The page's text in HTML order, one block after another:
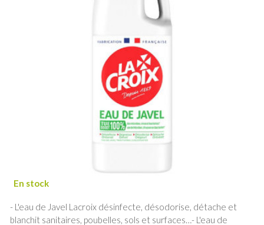
- L'eau de Javel Lacroix désinfecte, désodorise, détache et
blanchit sanitaires, poubelles, sols et surfaces…- L'eau de